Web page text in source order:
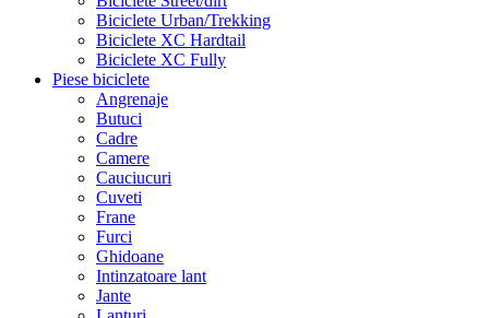
Biciclete Urban/Trekking
Biciclete XC Hardtail
Biciclete XC Fully
Piese biciclete
Angrenaje
Butuci
Cadre
Camere
Cauciucuri
Cuveti
Frane
Furci
Ghidoane
Intinzatoare lant
Jante